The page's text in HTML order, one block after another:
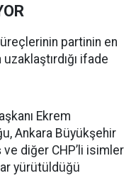
partinin en
ifade
Ekrem
Ankara Büyükşehir
ve diğer CHP’li isimler
yürütüldüğü